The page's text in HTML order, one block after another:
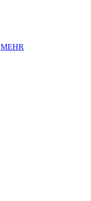
MEHR